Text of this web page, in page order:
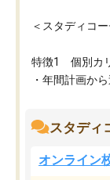
＜スタディコ
特徴1 個別カ
・年間計画から
スタディ
オンライン